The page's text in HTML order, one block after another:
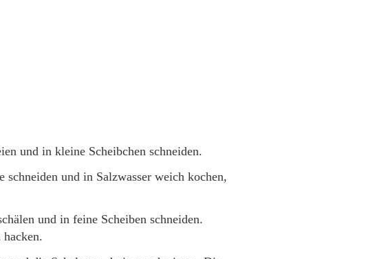
und in kleine Scheibchen schneiden.
und in Salzwasser weich kochen,
und in feine Scheiben schneiden.